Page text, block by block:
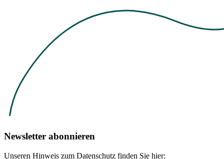
Newsletter abonnieren
Unseren Hinweis zum Datenschutz finden Sie hier: